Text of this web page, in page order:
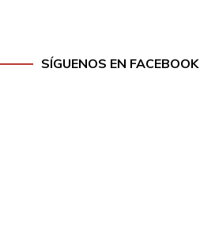
SÍGUENOS EN FACEBOOK